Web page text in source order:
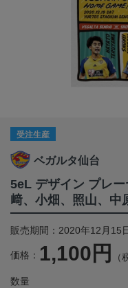
受注生産
ベガルタ仙台
5eL デザイン プレ
﨑、小畑、照山、中
販売期間：2020年12月15
価格： 1,100円 （
数量